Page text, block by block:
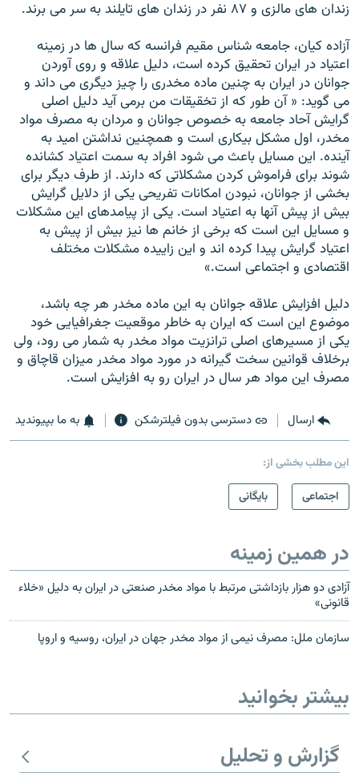
زندان های مالزی و ۸۷ نفر در زندان های تايلند به سر می برند.
آزاده کيان، جامعه شناس مقيم فرانسه که سال ها در زمينه
اعتياد در ايران تحقيق کرده است، دليل علاقه و روی آوردن
جوانان در ايران به چنين ماده مخدری را چيز ديگری می داند و
می گويد: « آن طور که از تخقيقات من برمی آيد دليل اصلی
گرايش آحاد جامعه به خصوص جوانان و مردان به مصرف مواد
مخدر، اول مشکل بيکاری است و همچنين نداشتن اميد به
آينده. اين مسايل باعث می شود افراد به سمت اعتياد کشانده
شوند برای فراموش کردن مشکلاتی که دارند. از طرف ديگر برای
بخشی از جوانان، نبودن امکانات تفريحی يکی از دلايل گرايش
بيش از پيش آنها به اعتياد است. يکی از پيامدهای اين مشکلات
و مسايل اين است که برخی از خانم ها نيز بيش از پيش به
اعتياد گرايش پيدا کرده اند و اين زاييده مشکلات مختلف
اقتصادی و اجتماعی است.»
دليل افزايش علاقه جوانان به اين ماده مخدر هر چه باشد،
موضوع اين است که ايران به خاطر موقعيت جغرافيايی خود
يکی از مسيرهای اصلی ترانزيت مواد مخدر به شمار می رود، ولی
برخلاف قوانين سخت گيرانه در مورد مواد مخدر ميزان قاچاق و
مصرف اين مواد هر سال در ايران رو به افزايش است.
ارسال دسترسی بدون فیلترشکن به ما بپیوندید
این مطلب بخشی از:
اجتماعی
بایگانی
در همین زمینه
آزادی دو هزار بازداشتی مرتبط با مواد مخدر صنعتی در ایران به دلیل «خلاء
قانونی»
سازمان ملل: مصرف نيمی از مواد مخدر جهان در ايران، روسيه و اروپا
بیشتر بخوانید
گزارش و تحلیل